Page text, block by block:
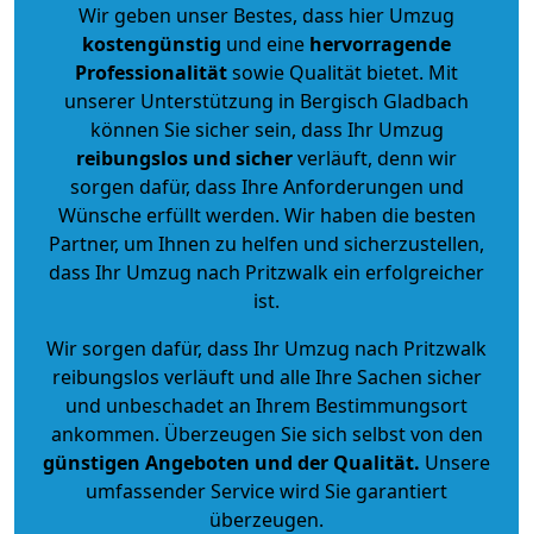
Wir geben unser Bestes, dass hier Umzug
kostengünstig und eine hervorragende
Professionalitätsowie Qualität bietet. Mit
unserer Unterstützung in Bergisch Gladbach
können Sie sicher sein, dass Ihr Umzug
reibungslos und sicherverläuft, denn wir
sorgen dafür, dass Ihre Anforderungen und
Wünsche erfüllt werden. Wir haben die besten
Partner, um Ihnen zu helfen und sicherzustellen,
dass Ihr Umzug nach Pritzwalk ein erfolgreicher
ist.
Wir sorgen dafür, dass Ihr Umzug nach Pritzwalk
reibungslos verläuft und alle Ihre Sachen sicher
und unbeschadet an Ihrem Bestimmungsort
ankommen. Überzeugen Sie sich selbst von den
günstigen Angeboten und der Qualität. Unsere
umfassender Service wird Sie garantiert
überzeugen.